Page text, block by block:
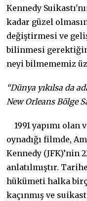
Kennedy
kadar güzel
değiştirmesi ve
bilinmesi
neyi bilmememiz
“Dünya yıkılsa da
New Orleans Bölge
1991 yapımı olan
oynadığı filmde,
Kennedy (JFK)’nin
anlatılmıştır.
hükümeti halka
kaçınmış ve